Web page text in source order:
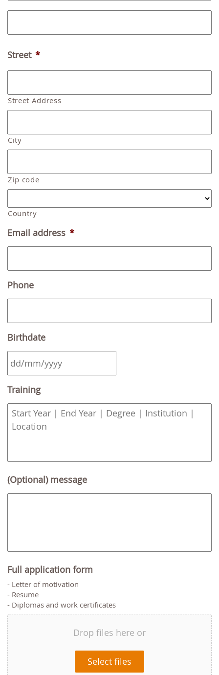
Street *
Street Address
City
Zip code
Country
Email address *
Phone
Birthdate
slash
MM
slash
Training
(Optional) message
Full application form
- Letter of motivation
- Resume
- Diplomas and work certificates
Drop files here or
Select files